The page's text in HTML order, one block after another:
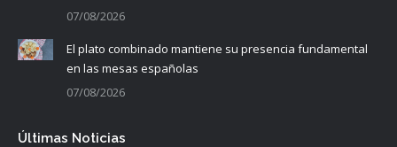
07/08/2026
El plato combinado mantiene su presencia fundamental
en las mesas españolas
07/08/2026
Últimas Noticias